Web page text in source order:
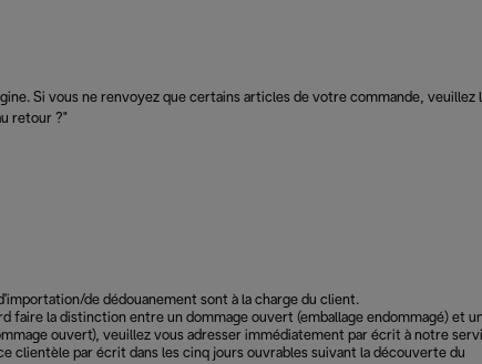
Si vous ne renvoyez que certains articles de votre commande, veuillez
retour ?"
de dédouanement sont à la charge du client.
faire la distinction entre un dommage ouvert (emballage endommagé) et
ouvert), veuillez vous adresser immédiatement par écrit à notre
par écrit dans les cinq jours ouvrables suivant la découverte du